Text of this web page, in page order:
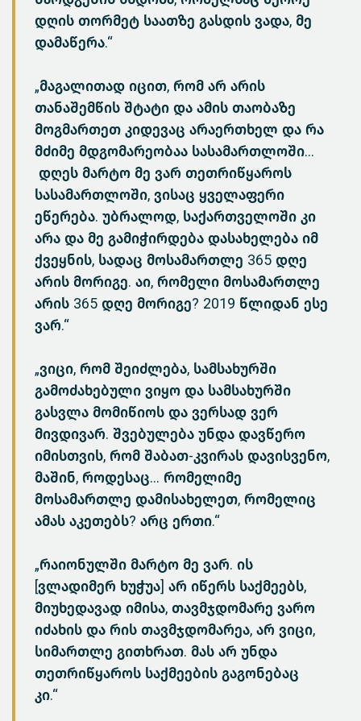
დღის თორმეტ საათზე გასდის ვადა, მე
დამაწერა.“
„მაგალითად იცით, რომ არ არის
თანაშემწის შტატი და ამის თაობაზე
მოგმართეთ კიდევაც არაერთხელ და რა
მძიმე მდგომარეობაა სასამართლოში...
დღეს მარტო მე ვარ თეთრიწყაროს
სასამართლოში, ვისაც ყველაფერი
ეწერება. უბრალოდ, საქართველოში კი
არა და მე გამიჭირდება დასახელება იმ
ქვეყნის, სადაც მოსამართლე 365 დღე
არის მორიგე. აი, რომელი მოსამართლე
არის 365 დღე მორიგე? 2019 წლიდან ესე
ვარ.“
„ვიცი, რომ შეიძლება, სამსახურში
გამოძახებული ვიყო და სამსახურში
გასვლა მომიწიოს და ვერსად ვერ
მივდივარ. შვებულება უნდა დავწერო
იმისთვის, რომ შაბათ-კვირას დავისვენო,
მაშინ, როდესაც... რომელიმე
მოსამართლე დამისახელეთ, რომელიც
ამას აკეთებს? არც ერთი.“
„რაიონულში მარტო მე ვარ. ის
[ვლადიმერ ხუჭუა] არ იწერს საქმეებს,
მიუხედავად იმისა, თავმჯდომარე ვარო
იძახის და რის თავმჯდომარეა, არ ვიცი,
სიმართლე გითხრათ. მას არ უნდა
თეთრიწყაროს საქმეების გაგონებაც
კი.“